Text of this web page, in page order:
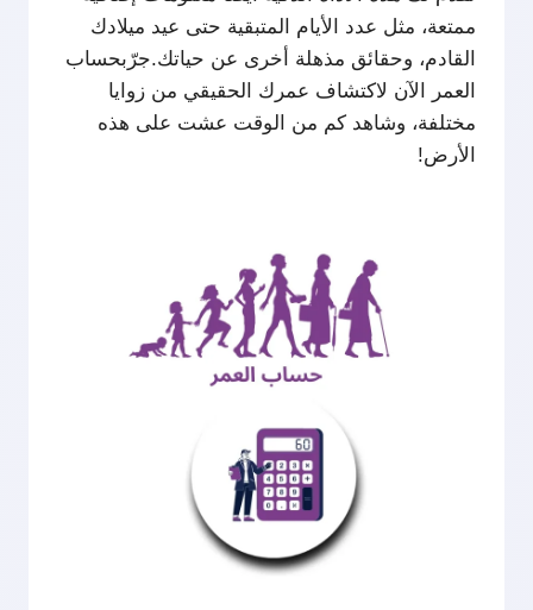
ممتعة، مثل عدد الأيام المتبقية حتى عيد ميلادك
القادم، وحقائق مذهلة أخرى عن حياتك.جرّبحساب
العمر
الآن لاكتشاف عمرك الحقيقي من زوايا
مختلفة، وشاهد كم من الوقت عشت على هذه
الأرض!